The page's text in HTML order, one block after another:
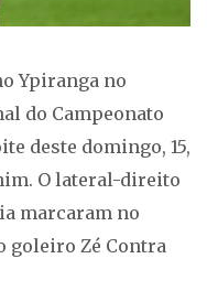
Ypiranga no
do Campeonato
deste domingo, 15,
O lateral-direito
marcaram no
goleiro Zé Contra